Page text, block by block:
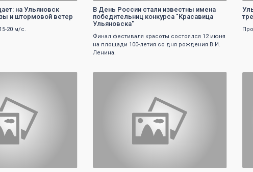
на Ульяновск
и штормовой ветер
20 м/с.
В День России стали известны имена
победительниц конкурса "Красавица
Ульяновска"
Финал фестиваля красоты состоялся 12 июня
на площади 100-летия со дня рождения В.И.
Ленина.